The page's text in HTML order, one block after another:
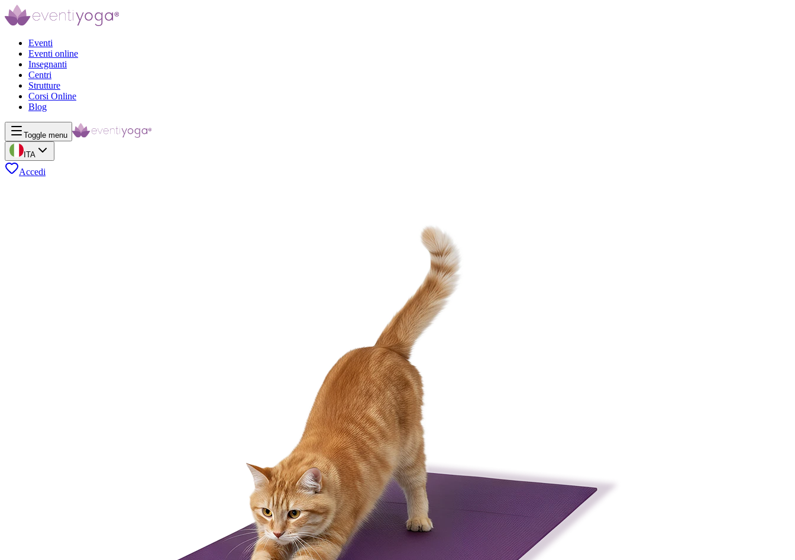
Eventi
Eventi online
Insegnanti
Centri
Strutture
Corsi Online
Blog
Toggle menu
ITA
Accedi